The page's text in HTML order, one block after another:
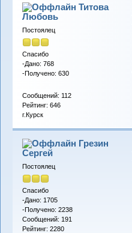
Титова
Любовь
Постоялец
Спасибо
-Дано: 768
-Получено: 630
Сообщений: 112
Рейтинг: 646
г.Курск
Грезин
Сергей
Постоялец
Спасибо
-Дано: 1705
-Получено: 2238
Сообщений: 191
Рейтинг: 2280